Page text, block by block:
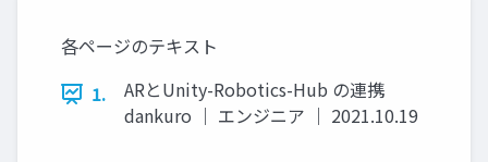
各ページのテキスト
1.
ARとUnity-Robotics-Hub の連携
dankuro ｜ エンジニア ｜ 2021.10.19